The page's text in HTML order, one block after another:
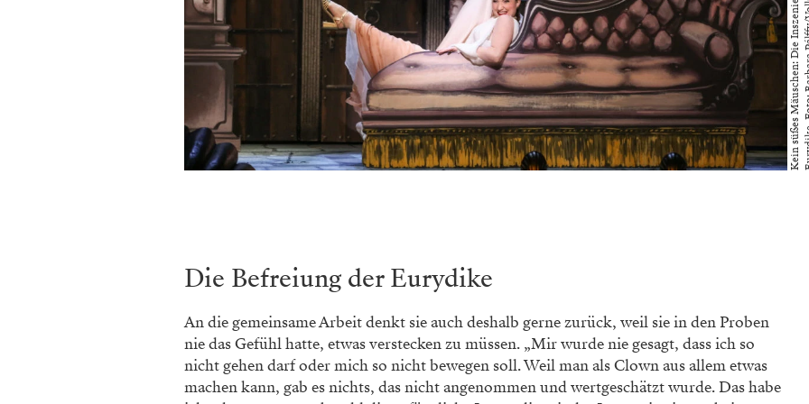
Die Befreiung der Eurydike
An die gemeinsame Arbeit denkt sie auch deshalb gerne zurück, weil sie in den Proben
nie das Gefühl hatte, etwas verstecken zu müssen. „Mir wurde nie gesagt, dass ich so
nicht gehen darf oder mich so nicht bewegen soll. Weil man als Clown aus allem etwas
machen kann, gab es nichts, das nicht angenommen und wertgeschätzt wurde. Das habe